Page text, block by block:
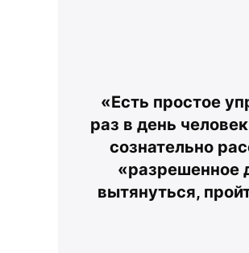
«Есть простое
раз в день
сознательно
«разрешенное
вытянуться,